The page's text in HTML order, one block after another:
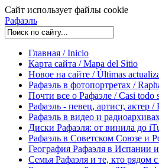
Сайт использует файлы cookie
Рафаэль
Главная / Inicio
Карта сайта / Mapa del Sitio
Новое на сайте / Últimas
Рафаэль в фотопортретах /
Почти все о Рафаэле / Casi todo
Рафаэль - певец, артист, актер /
Рафаэль в видео и
Диски Рафаэля: от винила до
Рафаэль в Советском Союзе и
География Рафаэля в Испании и
Семья Рафаэля и те, кто рядом